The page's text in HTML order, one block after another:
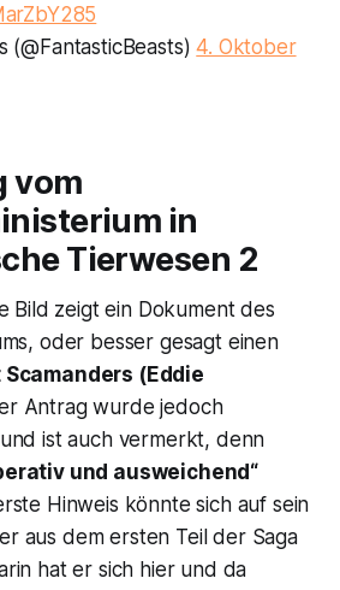
(@FantasticBeasts)4. Oktober
vom
in
Tierwesen 2
Bild zeigt ein Dokument des
oder besser gesagt einen
Scamanders (Eddie
Antrag wurde jedoch
ist auch vermerkt, denn
und ausweichend“
Hinweis könnte sich auf sein
aus dem ersten Teil der Saga
hat er sich hier und da